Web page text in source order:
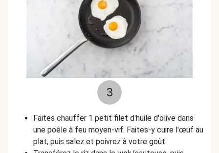
3
Faites chauffer 1 petit filet d'huile d'olive dans
une poêle à feu moyen-vif. Faites-y cuire l'œuf au
plat, puis salez et poivrez à votre goût.